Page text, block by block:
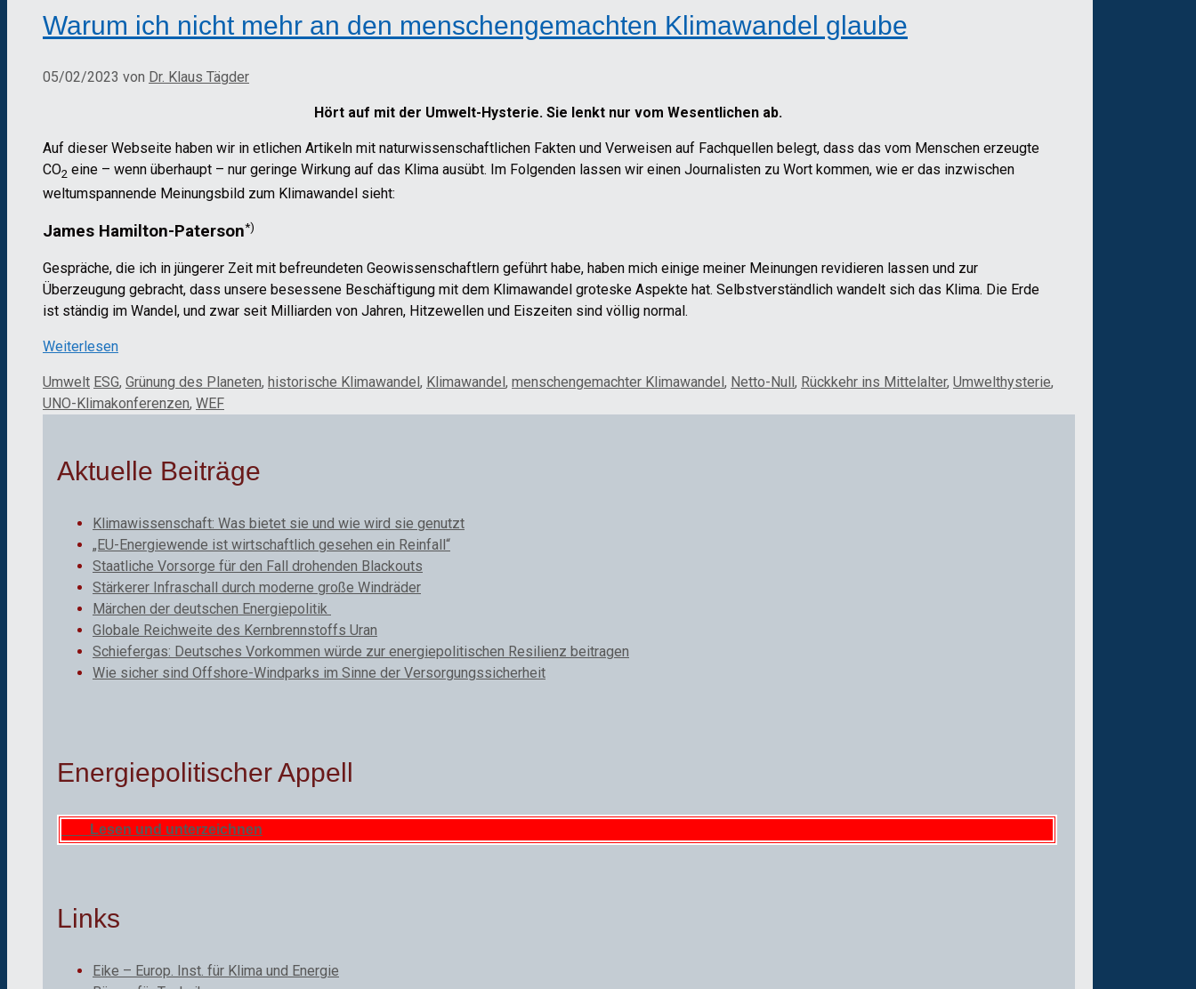
Warum ich nicht mehr an den menschengemachten Klimawandel glaube
05/02/2023 von Dr. Klaus Tägder
Hört auf mit der Umwelt-Hysterie. Sie lenkt nur vom Wesentlichen ab.
Auf dieser Webseite haben wir in etlichen Artikeln mit naturwissenschaftlichen Fakten und Verweisen auf Fachquellen belegt, dass das vom Menschen erzeugte
CO2 eine – wenn überhaupt – nur geringe Wirkung auf das Klima ausübt. Im Folgenden lassen wir einen Journalisten zu Wort kommen, wie er das inzwischen
weltumspannende Meinungsbild zum Klimawandel sieht:
James Hamilton-Paterson*)
Gespräche, die ich in jüngerer Zeit mit befreundeten Geowissenschaftlern geführt habe, haben mich einige meiner Meinungen revidieren lassen und zur
Überzeugung gebracht, dass unsere besessene Beschäftigung mit dem Klimawandel groteske Aspekte hat. Selbstverständlich wandelt sich das Klima. Die Erde
ist ständig im Wandel, und zwar seit Milliarden von Jahren, Hitzewellen und Eiszeiten sind völlig normal.
Weiterlesen
Kategorien
Umwelt Schlagwörter
ESG, Grünung des Planeten, historische Klimawandel, Klimawandel, menschengemachter Klimawandel, Netto-Null, Rückkehr ins Mittelalter, Umwelthysterie,
UNO-Klimakonferenzen, WEF
Aktuelle Beiträge
Klimawissenschaft: Was bietet sie und wie wird sie genutzt
„EU-Energiewende ist wirtschaftlich gesehen ein Reinfall“
Staatliche Vorsorge für den Fall drohenden Blackouts
Stärkerer Infraschall durch moderne große Windräder
Märchen der deutschen Energiepolitik
Globale Reichweite des Kernbrennstoffs Uran
Schiefergas: Deutsches Vorkommen würde zur energiepolitischen Resilienz beitragen
Wie sicher sind Offshore-Windparks im Sinne der Versorgungssicherheit
Energiepolitischer Appell
Lesen und unterzeichnen
Links
Eike – Europ. Inst. für Klima und Energie